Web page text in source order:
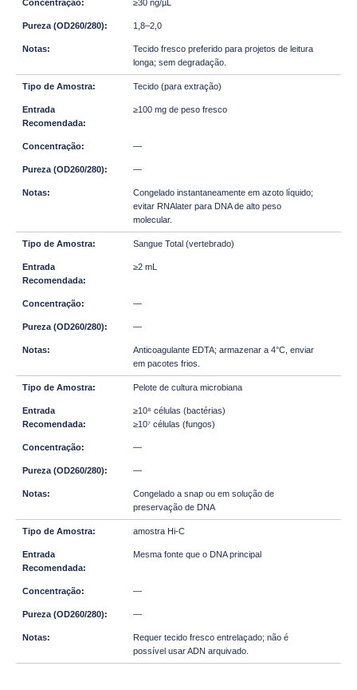
≥30 ng/µL
1,8–2,0
Tecido fresco preferido para projetos de leitura
longa; sem degradação.
Tecido (para extração)
≥100 mg de peso fresco
—
—
Congelado instantaneamente em azoto líquido;
evitar RNAlater para DNA de alto peso
molecular.
Sangue Total (vertebrado)
≥2 mL
—
—
Anticoagulante EDTA; armazenar a 4°C, enviar
em pacotes frios.
Pelote de cultura microbiana
≥10⁸ células (bactérias)
≥10⁷ células (fungos)
—
—
Congelado a snap ou em solução de
preservação de DNA
amostra Hi-C
Mesma fonte que o DNA principal
—
—
Requer tecido fresco entrelaçado; não é
possível usar ADN arquivado.